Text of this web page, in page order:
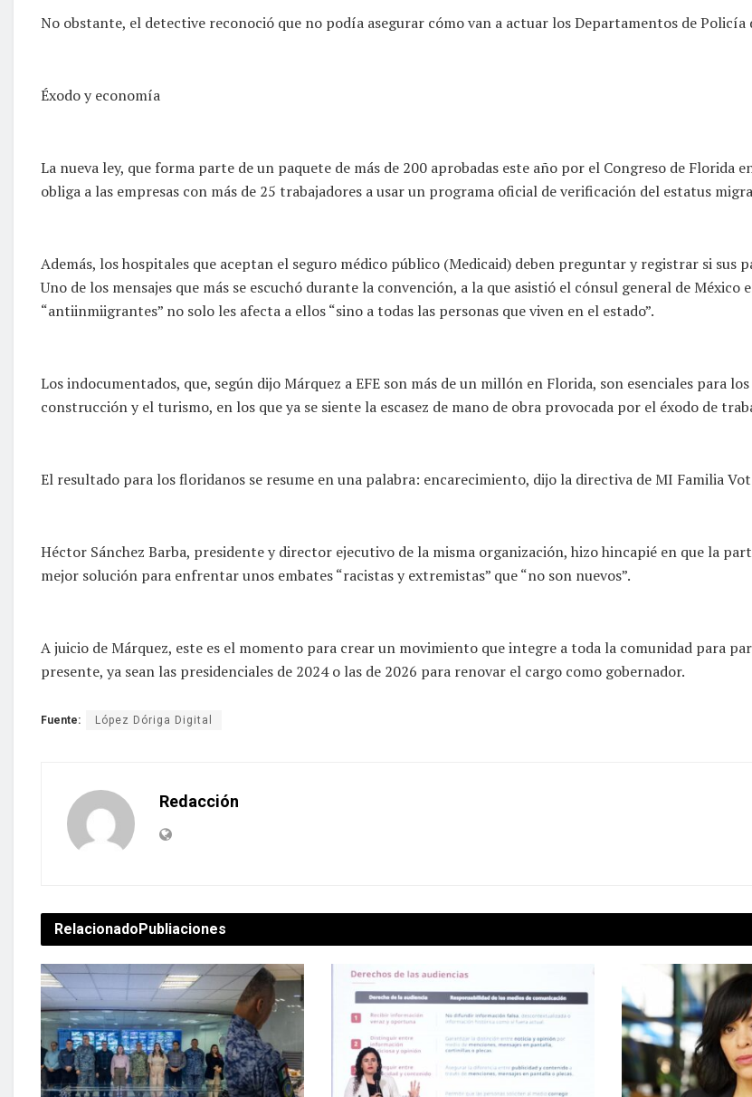
No obstante, el detective reconoció que no podía asegurar cómo van a actuar los Departamentos de
Éxodo y economía
La nueva ley, que forma parte de un paquete de más de 200 aprobadas este año por el Congreso de
obliga a las empresas con más de 25 trabajadores a usar un programa oficial de verificación del estatus
Además, los hospitales que aceptan el seguro médico público (Medicaid) deben preguntar y registrar si sus
Uno de los mensajes que más se escuchó durante la convención, a la que asistió el cónsul general de México
“antiinmiigrantes” no solo les afecta a ellos “sino a todas las personas que viven en el estado”.
Los indocumentados, que, según dijo Márquez a EFE son más de un millón en Florida, son esenciales para
construcción y el turismo, en los que ya se siente la escasez de mano de obra provocada por el éxodo de
El resultado para los floridanos se resume en una palabra: encarecimiento, dijo la directiva de MI Familia
Héctor Sánchez Barba, presidente y director ejecutivo de la misma organización, hizo hincapié en que la
mejor solución para enfrentar unos embates “racistas y extremistas” que “no son nuevos”.
A juicio de Márquez, este es el momento para crear un movimiento que integre a toda la comunidad para
presente, ya sean las presidenciales de 2024 o las de 2026 para renovar el cargo como gobernador.
Fuente: López Dóriga Digital
Redacción
RelacionadoPubliaciones